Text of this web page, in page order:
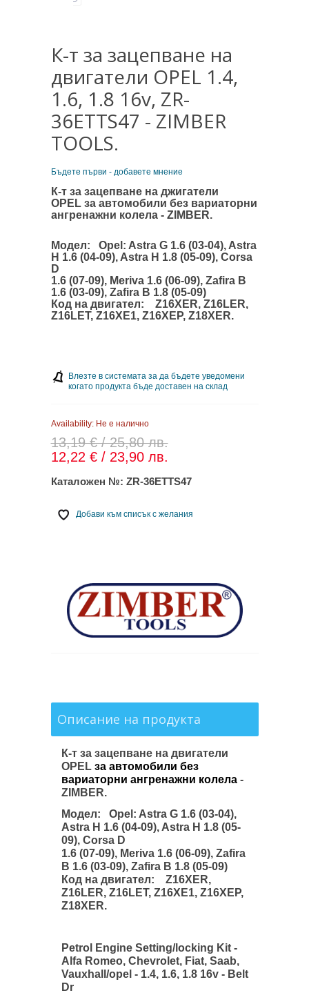
К-т за зацепване на
двигатели OPEL 1.4,
1.6, 1.8 16v, ZR-
36ETTS47 - ZIMBER
TOOLS.
Бъдете първи - добавете мнение
К-т за зацепване на джигатели
OPEL за автомобили без вариаторни
ангренажни колела- ZIMBER.
Модел: Opel: Astra G 1.6 (03-04), Astra
H 1.6 (04-09), Astra H 1.8 (05-09), Corsa
D
1.6 (07-09), Meriva 1.6 (06-09), Zafira B
1.6 (03-09), Zafira B 1.8 (05-09)
Код на двигател: Z16XER, Z16LER,
Z16LET, Z16XE1, Z16XEP, Z18XER.
Влезте в системата за да бъдете уведомени
когато продукта бъде доставен на склад
Availability: Не е налично
13,19 € / 25,80 лв.
12,22 € / 23,90 лв.
Каталожен №: ZR-36ETTS47
Добави към списък с желания
Описание на продукта
К-т за зацепване на двигатели
OPEL за автомобили без
вариаторни ангренажни колела-
ZIMBER.
Модел: Opel: Astra G 1.6 (03-04),
Astra H 1.6 (04-09), Astra H 1.8 (05-
09), Corsa D
1.6 (07-09), Meriva 1.6 (06-09), Zafira
B 1.6 (03-09), Zafira B 1.8 (05-09)
Код на двигател: Z16XER,
Z16LER, Z16LET, Z16XE1, Z16XEP,
Z18XER.
Petrol Engine Setting/locking Kit -
Alfa Romeo, Chevrolet, Fiat, Saab,
Vauxhall/opel - 1.4, 1.6, 1.8 16v - Belt
Dr